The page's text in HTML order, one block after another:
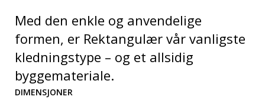
Med den enkle og anvendelige
formen, er Rektangulær vår vanligste
kledningstype – og et allsidig
byggemateriale.
DIMENSJONER